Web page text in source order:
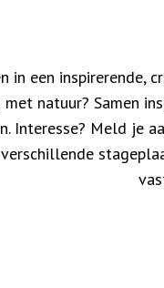
in een inspirerende,
met natuur? Samen
Interesse? Meld je